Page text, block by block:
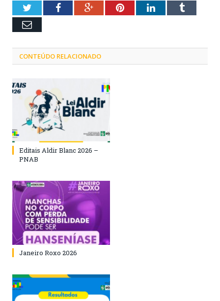
TwitterFacebookGoogle+PinterestLinkedInTumblr
Email
CONTEÚDO RELACIONADO
Editais Aldir Blanc 2026 –
PNAB
Janeiro Roxo 2026